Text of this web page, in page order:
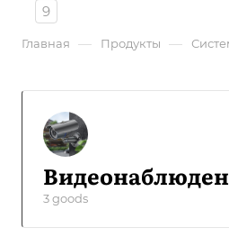
9
Главная — Продукты —
3 goods